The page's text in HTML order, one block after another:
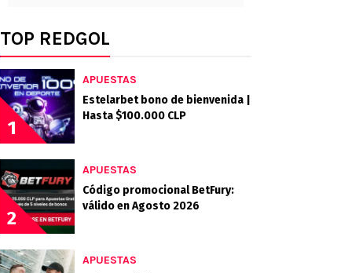
TOP REDGOL
1
APUESTAS
Estelarbet bono de bienvenida |
Hasta $100.000 CLP
2
APUESTAS
Código promocional BetFury:
válido en Agosto 2026
APUESTAS